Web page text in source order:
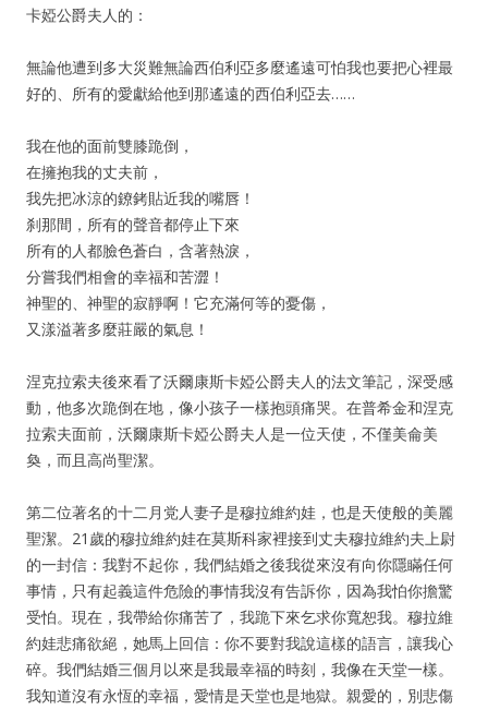
卡婭公爵夫人的：
無論他遭到多大災難無論西伯利亞多麼遙遠可怕我也要把心裡最
好的、所有的愛獻給他到那遙遠的西伯利亞去……
我在他的面前雙膝跪倒，
在擁抱我的丈夫前，
我先把冰涼的鐐銬貼近我的嘴唇！
刹那間，所有的聲音都停止下來
所有的人都臉色蒼白，含著熱淚，
分嘗我們相會的幸福和苦澀！
神聖的、神聖的寂靜啊！它充滿何等的憂傷，
又漾溢著多麼莊嚴的氣息！
涅克拉索夫後來看了沃爾康斯卡婭公爵夫人的法文筆記，深受感
動，他多次跪倒在地，像小孩子一樣抱頭痛哭。在普希金和涅克
拉索夫面前，沃爾康斯卡婭公爵夫人是一位天使，不僅美侖美
奐，而且高尚聖潔。
第二位著名的十二月党人妻子是穆拉維約娃，也是天使般的美麗
聖潔。21歲的穆拉維約娃在莫斯科家裡接到丈夫穆拉維約夫上尉
的一封信：我對不起你，我們結婚之後我從來沒有向你隱瞞任何
事情，只有起義這件危險的事情我沒有告訴你，因為我怕你擔驚
受怕。現在，我帶給你痛苦了，我跪下來乞求你寬恕我。穆拉維
約娃悲痛欲絕，她馬上回信：你不要對我說這樣的語言，讓我心
碎。我們結婚三個月以來是我最幸福的時刻，我像在天堂一樣。
我知道沒有永恆的幸福，愛情是天堂也是地獄。親愛的，別悲傷